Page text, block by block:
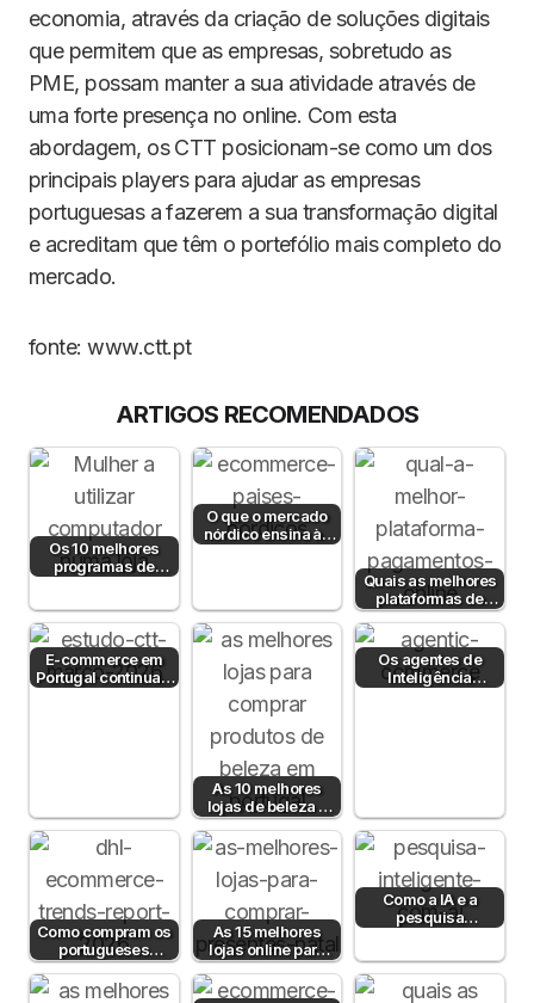
economia, através da criação de soluções digitais
que permitem que as empresas, sobretudo as
PME, possam manter a sua atividade através de
uma forte presença no online. Com esta
abordagem, os CTT posicionam-se como um dos
principais players para ajudar as empresas
portuguesas a fazerem a sua transformação digital
e acreditam que têm o portefólio mais completo do
mercado.
fonte: www.ctt.pt
ARTIGOS RECOMENDADOS
Os 10 melhores
programas de
faturação para lojas
O que o mercado
nórdico ensina às
lojas online
Quais as melhores
plataformas de
pagamento em
Portugal em 2026?
E-commerce em
Portugal continua a
crescer em 2026
As 10 melhores
lojas de beleza e
cosmética online
em Portugal
Os agentes de
Inteligência
Artificial já
Como compram os
portugueses
online? Estudo DHL
2026
As 15 melhores
lojas online para
comprar prendas
de Natal em
Como a IA e a
pesquisa
semântica podem
conversão?